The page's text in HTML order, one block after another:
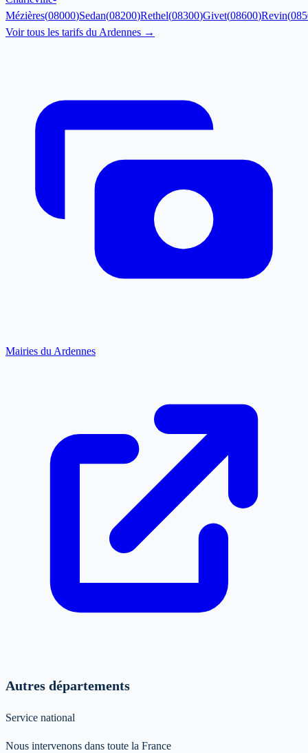
Mézières(08000)Sedan(08200)Rethel(08300)Givet(08600)Revin(
Voir tous les tarifs duArdennes →
Mairies du Ardennes
Autres départements
Service national
Nous intervenons dans toute la France